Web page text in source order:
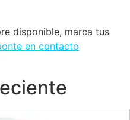
disponible, marca tus
en contacto